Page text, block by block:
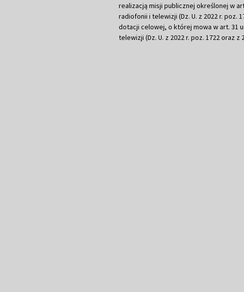
realizacją misji publicznej określonej w
radiofonii i telewizji (Dz. U. z 2022 r. poz.
dotacji celowej, o której mowa w art. 31
telewizji (Dz. U. z 2022 r. poz. 1722 oraz z